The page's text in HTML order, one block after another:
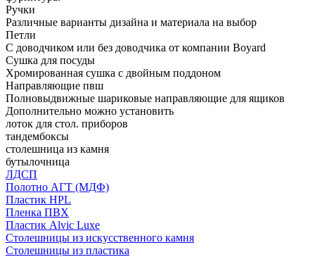
Ручки
Различные варианты дизайна и материала на выбор
Петли
С доводчиком или без доводчика от компании Boyard
Сушка для посуды
Хромированная сушка с двойным поддоном
Направляющие пвш
Полновыдвижные шариковые направляющие для ящиков
Дополнительно можно установить
лоток для стол. приборов
тандембоксы
столешница из камня
бутылочница
ЛДСП
Полотно АГТ (МДФ)
Пластик HPL
Пленка ПВХ
Пластик Alvic Luxe
Столешницы из искусственного камня
Столешницы из пластика